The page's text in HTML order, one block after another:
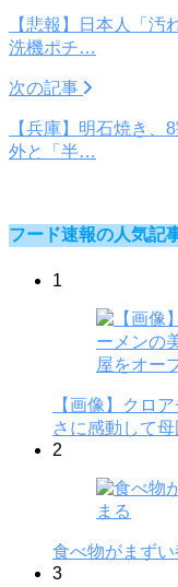
【悲報】日本人「
洗機ポチ…
次の記事
【兵庫】明石焼き
外と「半…
フード速報の人気記
1
【画像】クロ
さに感動して
2
食べ物がまず
3